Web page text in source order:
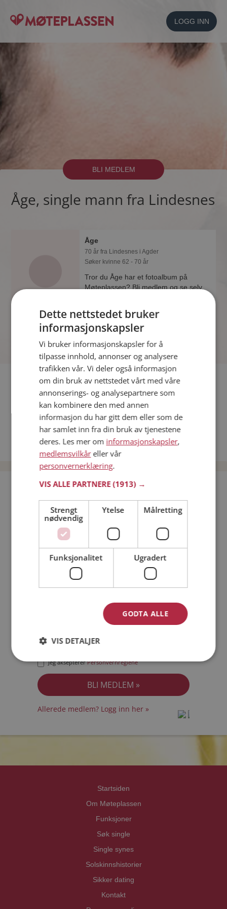
LOGG INN
BLI MEDLEM
Åge, single mann fra Lindesnes
Åge
70 år fra Lindesnes i Agder
Søker kvinne 62 - 70 år
Tror du Åge har et fotoalbum på
Møteplassen? Bli medlem og se selv.
Fler single
Flere singlemenn fra Lindesnes:Jon Robert
Kvinner fra Lindesnes
Date kvinner i Norge
Date menn i Norge
Bli medlem gratis!
Jeg er en:
Jeg akseptererPersonvernreglene
Allerede medlem? Logg inn her »
Startsiden
Om Møteplassen
Funksjoner
Søk single
Single synes
Solskinnshistorier
Sikker dating
Kontakt
Dette nettstedet bruker
informasjonskapsler
Vi bruker informasjonskapsler for å
tilpasse innhold, annonser og analysere
trafikken vår. Vi deler også informasjon
om din bruk av nettstedet vårt med våre
annonserings- og analysepartnere som
kan kombinere den med annen
informasjon du har gitt dem eller som de
har samlet inn fra din bruk av tjenestene
deres. Les mer om informasjonskapsler,
medlemsvilkåreller vår
personvernerklæring.
VIS ALLE PARTNERE(1913) →
Strengt
nødvendig
Ytelse Målretting
Funksjonalitet Ugradert
GODTA ALLE
VIS DETALJER